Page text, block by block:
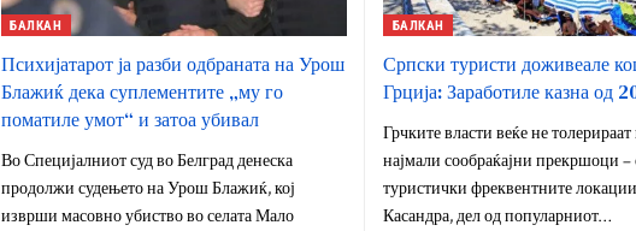
БАЛКАН
Психијатарот ја разби одбраната на Урош
Блажиќ дека суплементите „му го
поматиле умот“ и затоа убивал
Во Специјалниот суд во Белград денеска
продолжи судењето на Урош Блажиќ, кој
изврши масовно убиство во селата Мало
БАЛКАН
Српски туристи доживеале
Грција: Заработиле казна од
Грчките власти веќе не
најмали сообраќајни прекршоци –
туристички фреквентните
Касандра, дел од популарниот…